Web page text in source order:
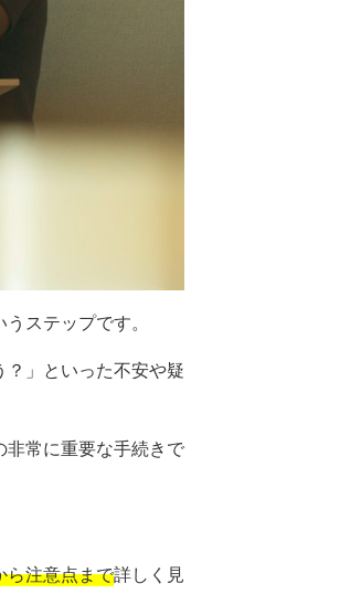
ステップです。
？」といった不安や疑
常に重要な手続きで
ら注意点まで詳しく見